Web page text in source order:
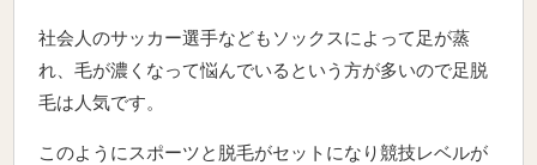
社会人のサッカー選手などもソックスによって足が蒸
れ、毛が濃くなって悩んでいるという方が多いので足脱
毛は人気です。
このようにスポーツと脱毛がセットになり競技レベルが